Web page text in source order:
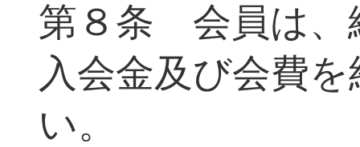
第８条 会員は、
入会金及び会費
い。